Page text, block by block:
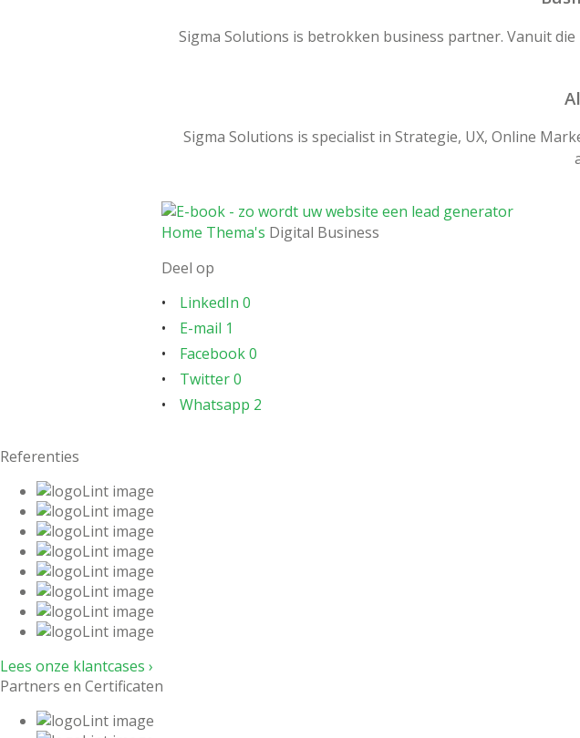
Sigma Solutions is betrokken business partner. Vanuit
Sigma Solutions is specialist in Strategie, UX, Online
Home Thema's Digital Business
Deel op
LinkedIn 0
E-mail 1
Facebook0
Twitter0
Whatsapp 2
Referenties
Lees onze klantcases ›
Partners en Certificaten